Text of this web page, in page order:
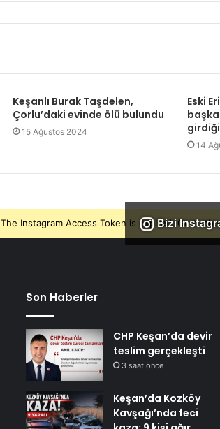
Keşanlı Burak Taşdelen,
Çorlu’daki evinde ölü bulundu
15 Ağustos 2024
Eski
14
Bizi
The Instagram Access Token is expired, Go to
Son Haberler
CHP Keşan’da devir
teslim gerçekleşti
3 saat önce
Keşan’da Kozköy
Kavşağı’nda feci